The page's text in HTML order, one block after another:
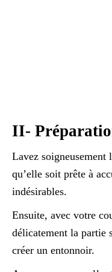
II-
Lavez
qu’elle soit prête à
indésirables.
Ensuite, avec votre
délicatement la partie
créer un entonnoir.